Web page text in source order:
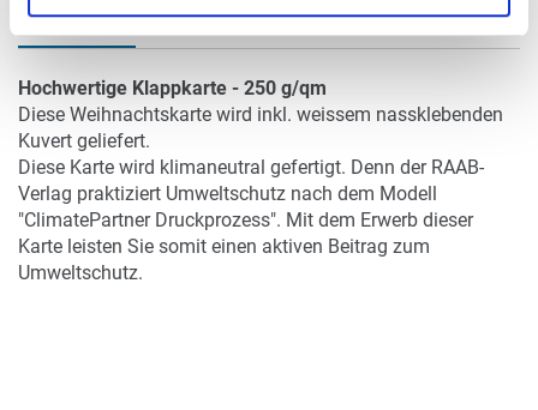
DETAILS
Hochwertige Klappkarte - 250 g/qm
Diese Weihnachtskarte wird inkl. weissem nassklebenden
Kuvert geliefert.
Diese Karte wird klimaneutral gefertigt. Denn der RAAB-
Verlag praktiziert Umweltschutz nach dem Modell
"ClimatePartner Druckprozess". Mit dem Erwerb dieser
Karte leisten Sie somit einen aktiven Beitrag zum
Umweltschutz.